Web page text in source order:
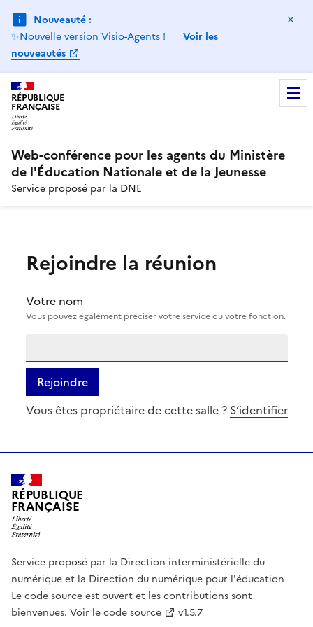
Nouveauté :
✨Nouvelle version Visio-Agents !
Voir les
nouveautés
RÉPUBLIQUE
FRANÇAISE
Web-conférence pour les agents du Ministère
de l'Éducation Nationale et de la Jeunesse
Service proposé par la DNE
Rejoindre la réunion
Votre nom
Vous pouvez également préciser votre service ou votre fonction.
Rejoindre
Vous êtes propriétaire de cette salle ? S’identifier
RÉPUBLIQUE
FRANÇAISE
Service proposé par la Direction interministérielle du
numérique et la Direction du numérique pour l'éducation
Le code source est ouvert et les contributions sont
bienvenues. Voir le code source v1.5.7